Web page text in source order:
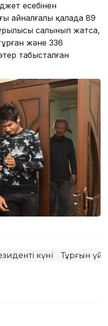
есебінен
айналғалы қалада 89
салынып жатса,
және 336
табысталған
күні Тұрғын үй